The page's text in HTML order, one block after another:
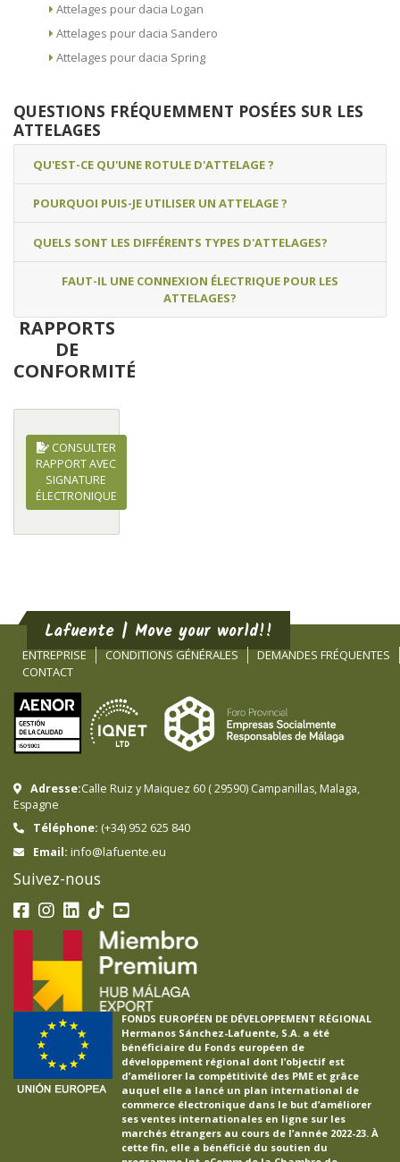
Attelages pour dacia Logan
Attelages pour dacia Sandero
Attelages pour dacia Spring
QUESTIONS FRÉQUEMMENT POSÉES SUR LES
ATTELAGES
QU'EST-CE QU'UNE ROTULE D'ATTELAGE ?
POURQUOI PUIS-JE UTILISER UN ATTELAGE ?
QUELS SONT LES DIFFÉRENTS TYPES D'ATTELAGES?
FAUT-IL UNE CONNEXION ÉLECTRIQUE POUR LES
ATTELAGES?
RAPPORTS
DE
CONFORMITÉ
CONSULTER
RAPPORT AVEC
SIGNATURE
ÉLECTRONIQUE
Lafuente | Move your world!!
ENTREPRISE CONDITIONS GÉNÉRALES
DEMANDES FRÉQUENTES
CONTACT
Adresse:Calle Ruiz y Maiquez 60 (29590) Campanillas, Malaga,
Espagne
Téléphone: (+34) 952 625 840
Email: info@lafuente.eu
Suivez-nous
FONDS EUROPÉEN DE DÉVELOPPEMENT RÉGIONAL
Hermanos Sánchez-Lafuente, S.A. a été
bénéficiaire du Fonds européen de
développement régional dont l’objectif est
d’améliorer la compétitivité des PME et grâce
auquel elle a lancé un plan international de
commerce électronique dans le but d’améliorer
ses ventes internationales en ligne sur les
marchés étrangers au cours de l’année 2022-23. À
cette fin, elle a bénéficié du soutien du